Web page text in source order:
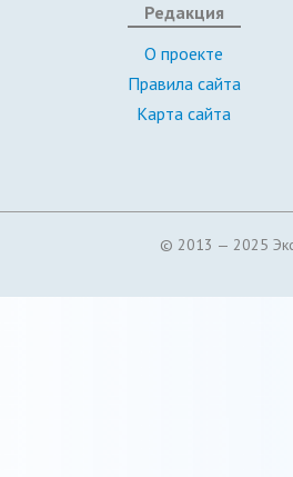
Редакция
О проекте
Правила сайта
Карта сайта
© 2013 — 2025